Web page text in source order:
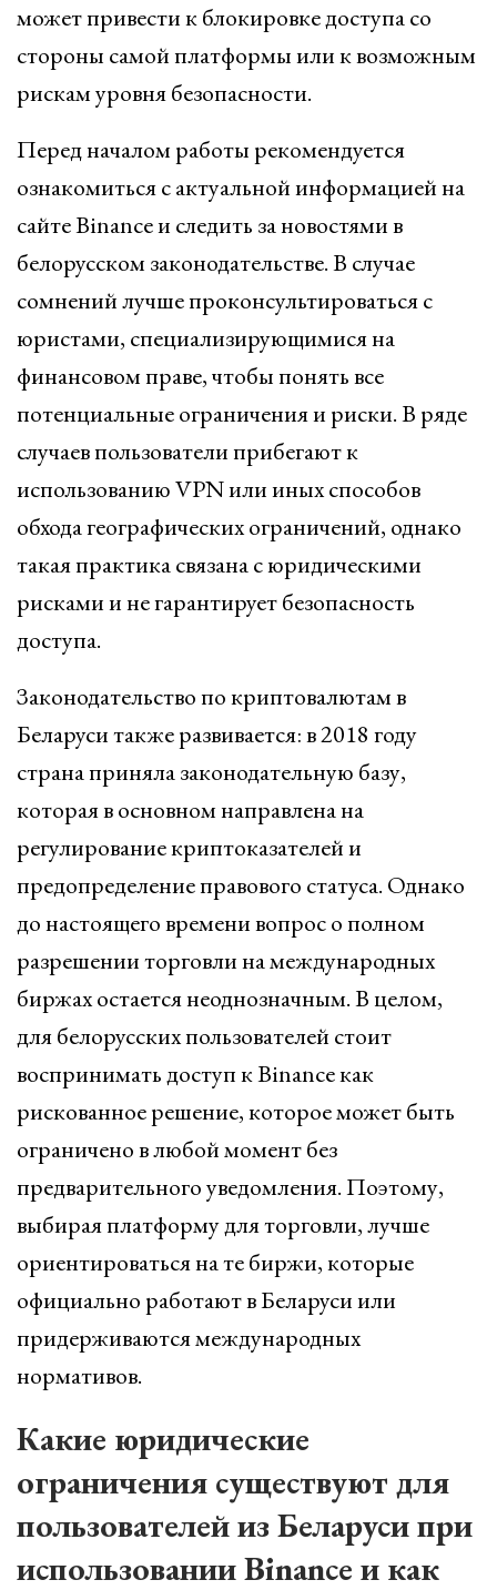
может привести к блокировке доступа со
стороны самой платформы или к возможным
рискам уровня безопасности.
Перед началом работы рекомендуется
ознакомиться с актуальной информацией на
сайте Binance и следить за новостями в
белорусском законодательстве. В случае
сомнений лучше проконсультироваться с
юристами, специализирующимися на
финансовом праве, чтобы понять все
потенциальные ограничения и риски. В ряде
случаев пользователи прибегают к
использованию VPN или иных способов
обхода географических ограничений, однако
такая практика связана с юридическими
рисками и не гарантирует безопасность
доступа.
Законодательство по криптовалютам в
Беларуси также развивается: в 2018 году
страна приняла законодательную базу,
которая в основном направлена на
регулирование криптоказателей и
предопределение правового статуса. Однако
до настоящего времени вопрос о полном
разрешении торговли на международных
биржах остается неоднозначным. В целом,
для белорусских пользователей стоит
воспринимать доступ к Binance как
рискованное решение, которое может быть
ограничено в любой момент без
предварительного уведомления. Поэтому,
выбирая платформу для торговли, лучше
ориентироваться на те биржи, которые
официально работают в Беларуси или
придерживаются международных
нормативов.
Какие юридические
ограничения существуют для
пользователей из Беларуси при
использовании Binance и как